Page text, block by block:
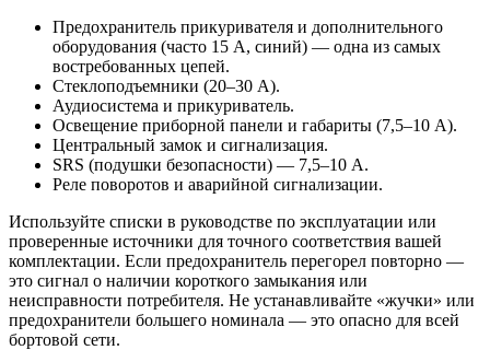
Предохранитель прикуривателя и дополнительного
оборудования (часто 15 А, синий) — одна из самых
востребованных цепей.
Стеклоподъемники (20–30 А).
Аудиосистема и прикуриватель.
Освещение приборной панели и габариты (7,5–10 А).
Центральный замок и сигнализация.
SRS (подушки безопасности) — 7,5–10 А.
Реле поворотов и аварийной сигнализации.
Используйте списки в руководстве по эксплуатации или
проверенные источники для точного соответствия вашей
комплектации. Если предохранитель перегорел повторно —
это сигнал о наличии короткого замыкания или
неисправности потребителя. Не устанавливайте «жучки» или
предохранители большего номинала — это опасно для всей
бортовой сети.